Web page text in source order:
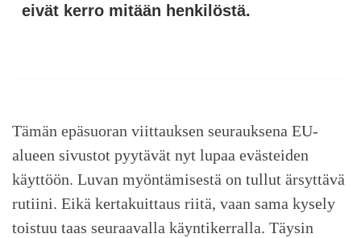
eivät kerro mitään henkilöstä.
Tämän epäsuoran viittauksen seurauksena EU-
alueen sivustot pyytävät nyt lupaa evästeiden
käyttöön. Luvan myöntämisestä on tullut ärsyttävä
rutiini. Eikä kertakuittaus riitä, vaan sama kysely
toistuu taas seuraavalla käyntikerralla. Täysin